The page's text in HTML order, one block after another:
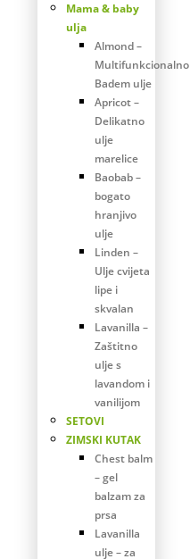
Mama & baby
ulja
Almond –
Multifunkcionalno
Badem ulje
Apricot –
Delikatno
ulje
marelice
Baobab –
bogato
hranjivo
ulje
Linden –
Ulje cvijeta
lipe i
skvalan
Lavanilla –
Zaštitno
ulje s
lavandom i
vanilijom
SETOVI
ZIMSKI KUTAK
Chest balm
– gel
balzam za
prsa
Lavanilla
ulje – za